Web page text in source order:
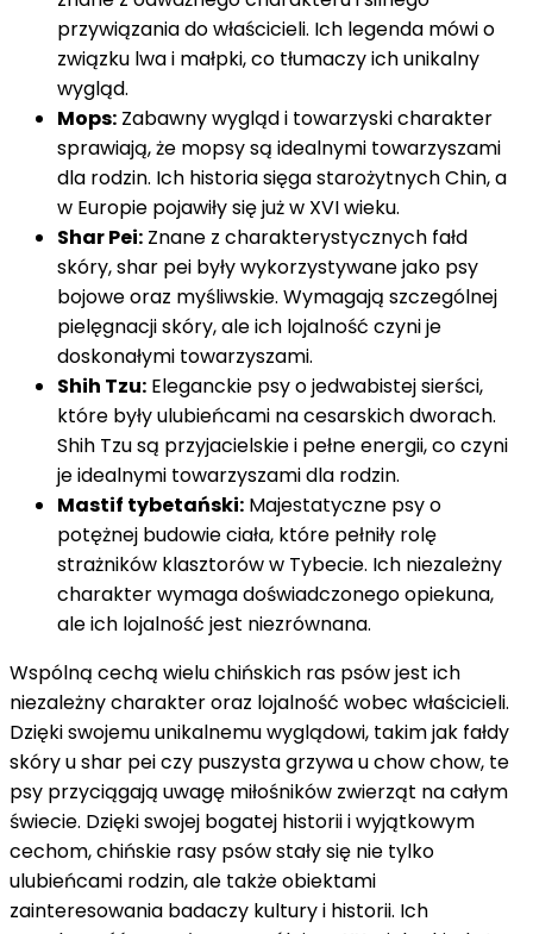
przywiązania do właścicieli. Ich legenda mówi o
związku lwa i małpki, co tłumaczy ich unikalny
wygląd.
Mops: Zabawny wygląd i towarzyski charakter
sprawiają, że mopsy są idealnymi towarzyszami
dla rodzin. Ich historia sięga starożytnych Chin, a
w Europie pojawiły się już w XVI wieku.
Shar Pei: Znane z charakterystycznych fałd
skóry, shar pei były wykorzystywane jako psy
bojowe oraz myśliwskie. Wymagają szczególnej
pielęgnacji skóry, ale ich lojalność czyni je
doskonałymi towarzyszami.
Shih Tzu: Eleganckie psy o jedwabistej sierści,
które były ulubieńcami na cesarskich dworach.
Shih Tzu są przyjacielskie i pełne energii, co czyni
je idealnymi towarzyszami dla rodzin.
Mastif tybetański: Majestatyczne psy o
potężnej budowie ciała, które pełniły rolę
strażników klasztorów w Tybecie. Ich niezależny
charakter wymaga doświadczonego opiekuna,
ale ich lojalność jest niezrównana.
Wspólną cechą wielu chińskich ras psów jest ich
niezależny charakter oraz lojalność wobec właścicieli.
Dzięki swojemu unikalnemu wyglądowi, takim jak fałdy
skóry u shar pei czy puszysta grzywa u chow chow, te
psy przyciągają uwagę miłośników zwierząt na całym
świecie. Dzięki swojej bogatej historii i wyjątkowym
cechom, chińskie rasy psów stały się nie tylko
ulubieńcami rodzin, ale także obiektami
zainteresowania badaczy kultury i historii. Ich